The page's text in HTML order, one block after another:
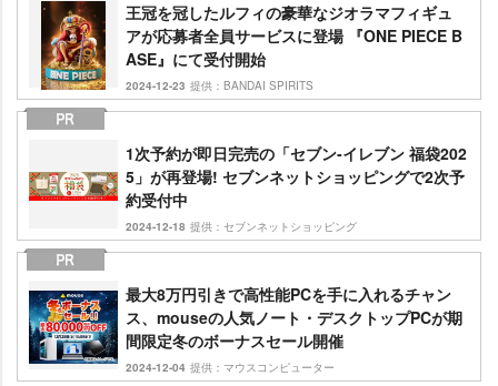
王冠を冠したルフィの豪華なジオラマフィギュ
アが応募者全員サービスに登場 『ONE PIECE B
ASE』にて受付開始
2024-12-23 提供：BANDAI SPIRITS
1次予約が即日完売の「セブン‐イレブン 福袋202
5」が再登場! セブンネットショッピングで2次予
約受付中
2024-12-18 提供：セブンネットショッピング
最大8万円引きで高性能PCを手に入れるチャン
ス、mouseの人気ノート・デスクトップPCが期
間限定冬のボーナスセール開催
2024-12-04 提供：マウスコンピューター